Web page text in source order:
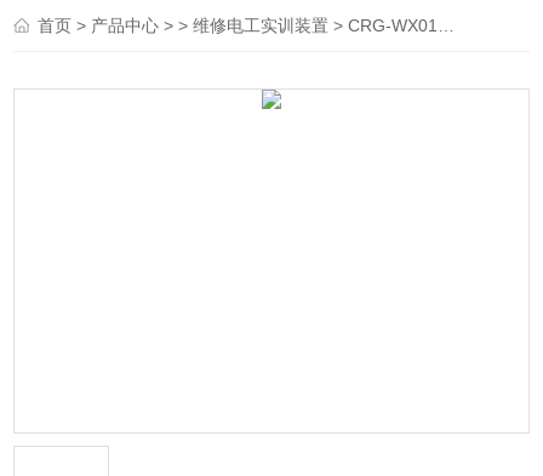
首页> 产品中心 > >维修电工实训装置 > CRG-WX01初级维修电工实训考核装置